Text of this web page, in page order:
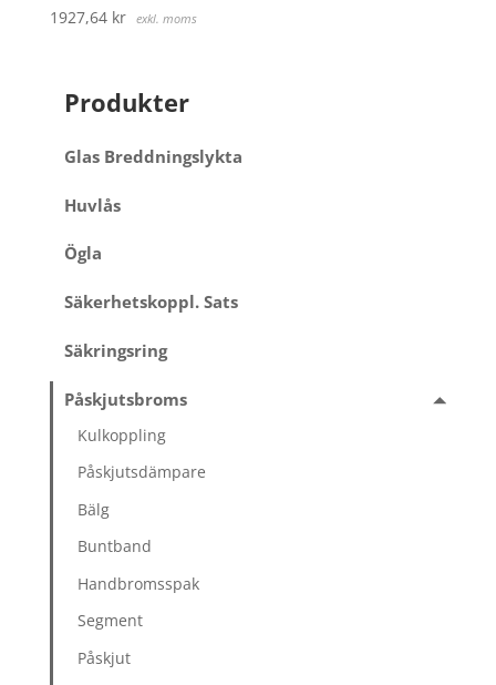
1927,64 kr exkl. moms
Produkter
Glas Breddningslykta
Huvlås
Ögla
Säkerhetskoppl. Sats
Säkringsring
Påskjutsbroms
Kulkoppling
Påskjutsdämpare
Bälg
Buntband
Handbromsspak
Segment
Påskjut